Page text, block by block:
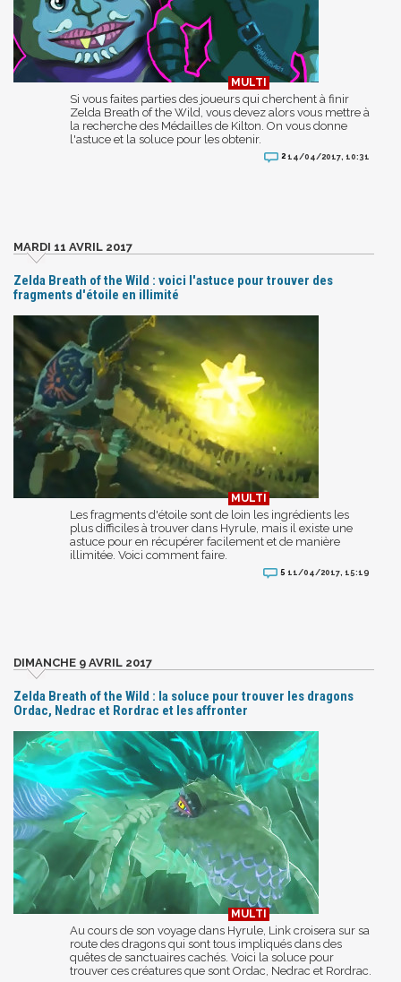
Si vous faites parties des joueurs qui cherchent à finir
Zelda Breath of the Wild, vous devez alors vous mettre à
la recherche des Médailles de Kilton. On vous donne
l'astuce et la soluce pour les obtenir.
2 14/04/2017, 10:31
MARDI 11 AVRIL 2017
Zelda Breath of the Wild : voici l'astuce pour trouver des
fragments d'étoile en illimité
Les fragments d'étoile sont de loin les ingrédients les
plus difficiles à trouver dans Hyrule, mais il existe une
astuce pour en récupérer facilement et de manière
illimitée. Voici comment faire.
5 11/04/2017, 15:19
DIMANCHE 9 AVRIL 2017
Zelda Breath of the Wild : la soluce pour trouver les dragons
Ordac, Nedrac et Rordrac et les affronter
Au cours de son voyage dans Hyrule, Link croisera sur sa
route des dragons qui sont tous impliqués dans des
quêtes de sanctuaires cachés. Voici la soluce pour
trouver ces créatures que sont Ordac, Nedrac et Rordrac.